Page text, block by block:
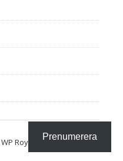
WP Royal
Prenumerera